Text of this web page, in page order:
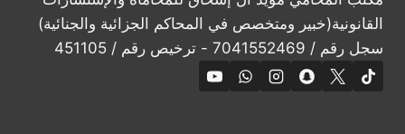
القانونية(خبير ومتخصص في المحاكم الجزائية والجنائية)
سجل رقم / 7041552469 - ترخيص رقم / 451105